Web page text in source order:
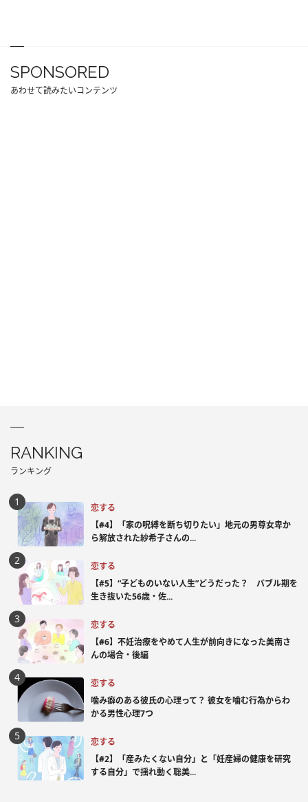
SPONSORED
あわせて読みたいコンテンツ
RANKING
ランキング
恋する
【#4】「家の呪縛を断ち切りたい」地元の男尊女卑か
ら解放された紗希子さんの...
恋する
【#5】“子どものいない人生”どうだった？ バブル期を
生き抜いた56歳・佐...
恋する
【#6】不妊治療をやめて人生が前向きになった美南さ
んの場合・後編
恋する
噛み癖のある彼氏の心理って？ 彼女を噛む行為からわ
かる男性心理7つ
恋する
【#2】「産みたくない自分」と「妊産婦の健康を研究
する自分」で揺れ動く聡美...